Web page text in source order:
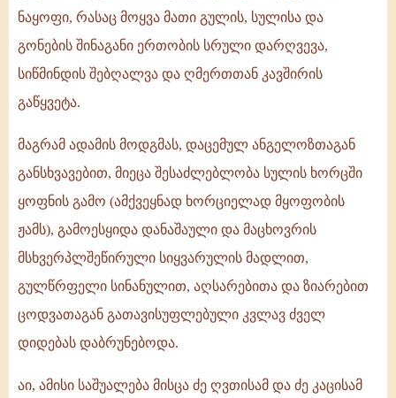
ნაყოფი, რასაც მოყვა მათი გულის, სულისა და
გონების შინაგანი ერთობის სრული დარღვევა,
სიწმინდის შებღალვა და ღმერთთან კავშირის
გაწყვეტა.
მაგრამ ადამის მოდგმას, დაცემულ ანგელოზთაგან
განსხვავებით, მიეცა შესაძლებლობა სულის ხორცში
ყოფნის გამო (ამქვეყნად ხორციელად მყოფობის
ჟამს), გამოესყიდა დანაშაული და მაცხოვრის
მსხვერპლშეწირული სიყვარულის მადლით,
გულწრფელი სინანულით, აღსარებითა და ზიარებით
ცოდვათაგან გათავისუფლებული კვლავ ძველ
დიდებას დაბრუნებოდა.
აი, ამისი საშუალება მისცა ძე ღვთისამ და ძე კაცისამ